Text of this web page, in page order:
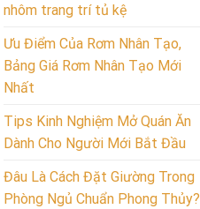
nhôm trang trí tủ kệ
Ưu Điểm Của Rơm Nhân Tạo,
Bảng Giá Rơm Nhân Tạo Mới
Nhất
Tips Kinh Nghiệm Mở Quán Ăn
Dành Cho Người Mới Bắt Đầu
Đâu Là Cách Đặt Giường Trong
Phòng Ngủ Chuẩn Phong Thủy?